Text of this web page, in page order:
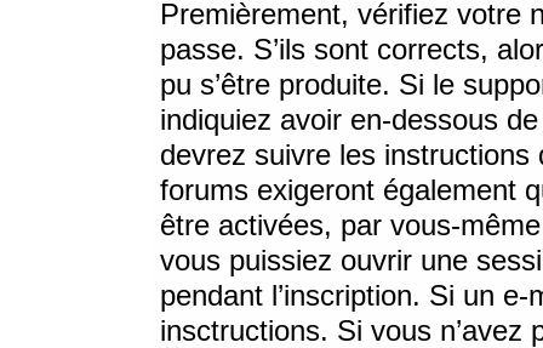
Premièrement, vérifiez votre
passe. S’ils sont corrects,
pu s’être produite. Si le
indiquiez avoir en-dessous
devrez suivre les
forums exigeront également
être activées, par vous-
vous puissiez ouvrir une
pendant l’inscription. Si un
insctructions. Si vous n’avez